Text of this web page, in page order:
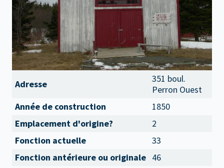
Adresse
351 boul.
Perron Ouest
Année de construction
1850
Emplacement d'origine?
2
Fonction actuelle
33
Fonction antérieure ou originale 46